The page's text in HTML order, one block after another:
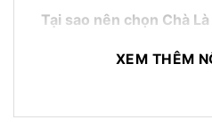
Tại sao nên chọn Chà
Nguyên liệu tự
là được nhập khẩu từ
lượng.
XEM THÊM